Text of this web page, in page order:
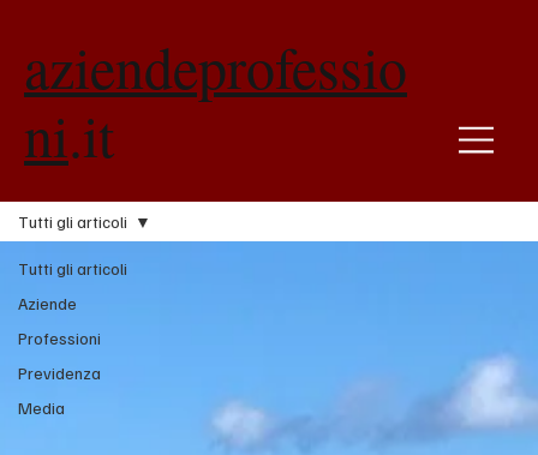
aziendeprofessio
ni.it
Tutti gli articoli
Aziende
Professioni
Previdenza
Media
Tutti gli articoli